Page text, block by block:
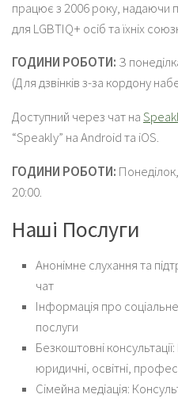
працює з 2006 року, надаючи
для LGBTIQ+ осіб та їхніх
ГОДИНИ РОБОТИ: З
(Для дзвінків з-за кордону
Доступний через чат на
“Speakly” на Android та iOS.
ГОДИНИ РОБОТИ:
20:00.
Наші Послуги
Анонімне слухання та
чат
Інформація про
послуги
Безкоштовні
юридичні, освітні,
Сімейна медіація: